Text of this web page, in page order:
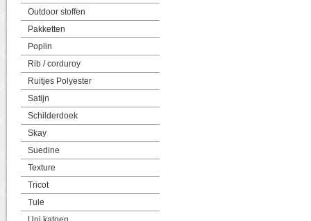
Outdoor stoffen
Pakketten
Poplin
Rib / corduroy
Ruitjes Polyester
Satijn
Schilderdoek
Skay
Suedine
Texture
Tricot
Tule